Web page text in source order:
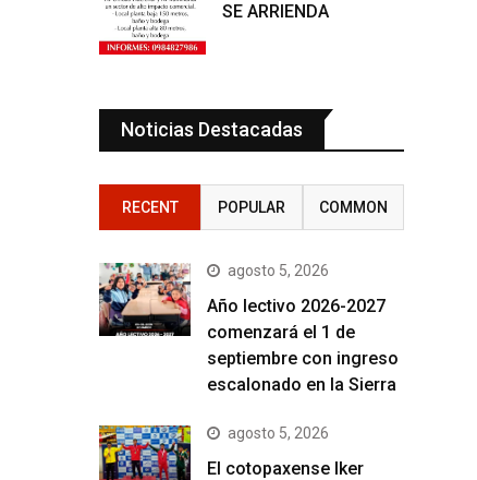
SE ARRIENDA
Noticias Destacadas
RECENT POPULAR COMMON
agosto 5, 2026
Año lectivo 2026-2027
comenzará el 1 de
septiembre con ingreso
escalonado en la Sierra
agosto 5, 2026
El cotopaxense Iker